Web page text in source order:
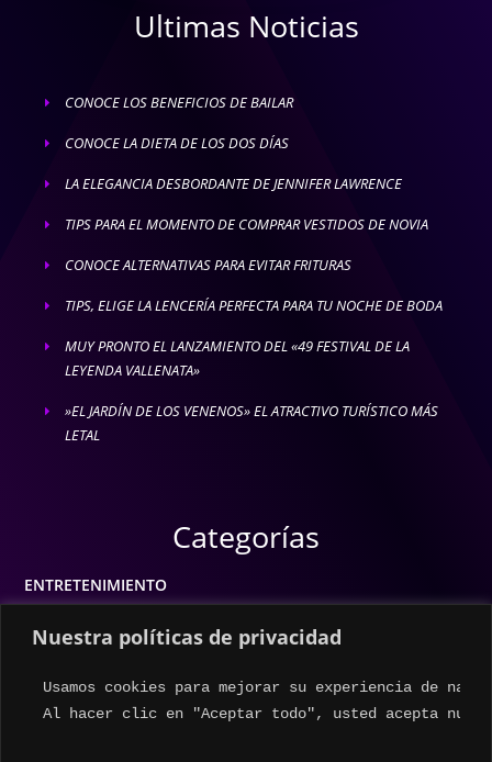
Nuestra políticas de privacidad
Usamos cookies para mejorar su experiencia de
Al hacer clic en "Aceptar todo", usted acepta
Ultimas Noticias
E CONOCE LOS BENEFICIOS DE BAILAR
E CONOCE LA DIETA DE LOS DOS DÍAS
E LA ELEGANCIA DESBORDANTE DE JENNIFER LAWRENCE
E TIPS PARA EL MOMENTO DE COMPRAR VESTIDOS DE NOVIA
E CONOCE ALTERNATIVAS PARA EVITAR FRITURAS
E TIPS, ELIGE LA LENCERÍA PERFECTA PARA TU NOCHE DE BODA
E
MUY PRONTO EL LANZAMIENTO DEL «49 FESTIVAL DE LA
LEYENDA VALLENATA»
E
»EL JARDÍN DE LOS VENENOS» EL ATRACTIVO TURÍSTICO MÁS
LETAL
Categorías
ENTRETENIMIENTO
ESTILO DE VIDA